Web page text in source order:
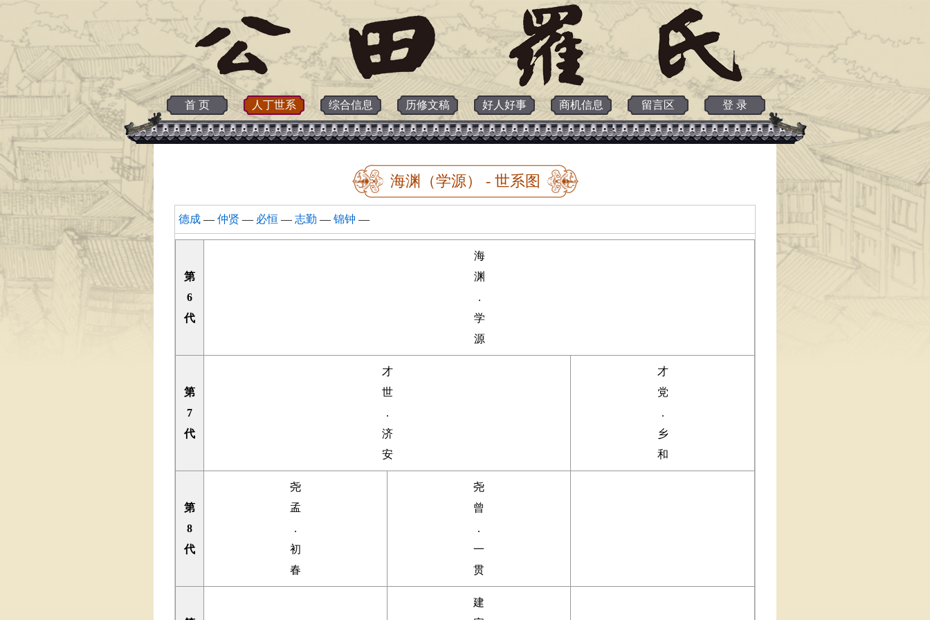
首 页 人丁世系 综合信息 历修文稿 好人好事 商机信息 留言区 登 录
海渊（学源） - 世系图
德成 — 仲贤 — 必恒 — 志勤 — 锦钟 —
第
6
代
海
渊
.
学
源
第
7
代
才
世
.
济
安
才
党
.
乡
和
第
8
代
尧
孟
.
初
春
尧
曾
.
一
贯
建